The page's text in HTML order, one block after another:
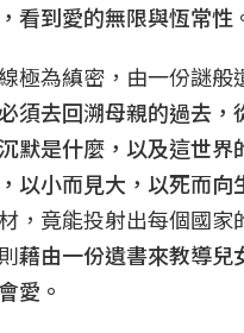
看到愛的無限與恆常性
極為縝密，由一份謎般
須去回溯母親的過去，
默是什麼，以及這世界
以小而見大，以死而向
，竟能投射出每個國家
藉由一份遺書來教導兒
愛。